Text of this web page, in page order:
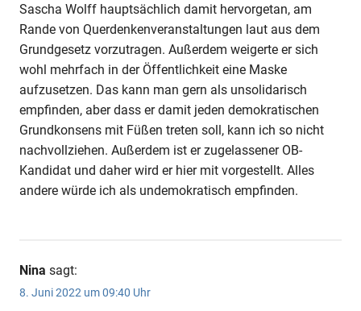
Sascha Wolff hauptsächlich damit hervorgetan, am
Rande von Querdenkenveranstaltungen laut aus dem
Grundgesetz vorzutragen. Außerdem weigerte er sich
wohl mehrfach in der Öffentlichkeit eine Maske
aufzusetzen. Das kann man gern als unsolidarisch
empfinden, aber dass er damit jeden demokratischen
Grundkonsens mit Füßen treten soll, kann ich so nicht
nachvollziehen. Außerdem ist er zugelassener OB-
Kandidat und daher wird er hier mit vorgestellt. Alles
andere würde ich als undemokratisch empfinden.
Nina sagt:
8. Juni 2022 um 09:40 Uhr